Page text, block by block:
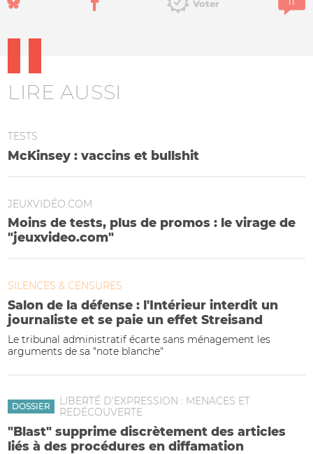
Voter
LIRE AUSSI
TESTS
McKinsey : vaccins et bullshit
JEUXVIDÉO.COM
Moins de tests, plus de promos : le virage de
"jeuxvideo.com"
SILENCES & CENSURES
Salon de la défense : l'Intérieur interdit un
journaliste et se paie un effet Streisand
Le tribunal administratif écarte sans ménagement les
arguments de sa "note blanche"
DOSSIER
LIBERTÉ D'EXPRESSION : MENACES ET
REDÉCOUVERTE
"Blast" supprime discrètement des articles
liés à des procédures en diffamation